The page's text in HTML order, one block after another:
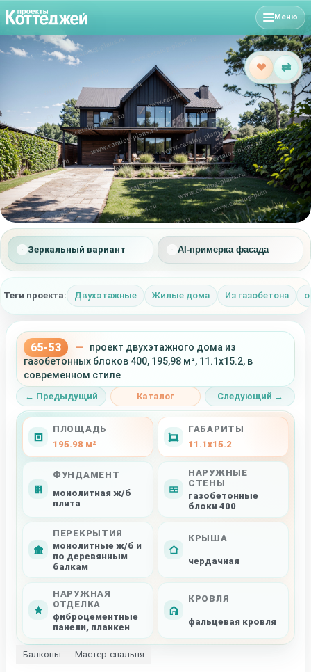
Меню
Зеркальный вариант AI-примерка фасада
Теги проекта: Двухэтажные Жилые дома Из газобетона
❤ ⇄
65-53 —
проект двухэтажного дома из
газобетонных блоков 400, 195,98 м², 11.1x15.2, в
современном стиле
← Предыдущий Каталог Следующий →
ПЛОЩАДЬ
195.98 м²
ГАБАРИТЫ
11.1x15.2
ФУНДАМЕНТ
монолитная ж/б
плита
НАРУЖНЫЕ
СТЕНЫ
газобетонные
блоки 400
ПЕРЕКРЫТИЯ
монолитные ж/б и
по деревянным
балкам
КРЫША
чердачная
НАРУЖНАЯ
ОТДЕЛКА
фиброцементные
панели, планкен
КРОВЛЯ
фальцевая кровля
Балконы Мастер-спальня